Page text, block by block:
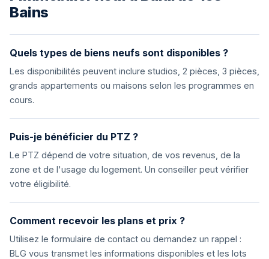
Bains
Quels types de biens neufs sont disponibles ?
Les disponibilités peuvent inclure studios, 2 pièces, 3 pièces,
grands appartements ou maisons selon les programmes en
cours.
Puis-je bénéficier du PTZ ?
Le PTZ dépend de votre situation, de vos revenus, de la
zone et de l'usage du logement. Un conseiller peut vérifier
votre éligibilité.
Comment recevoir les plans et prix ?
Utilisez le formulaire de contact ou demandez un rappel :
BLG vous transmet les informations disponibles et les lots